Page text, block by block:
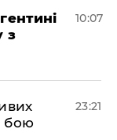
з
10:07
бою
23:21